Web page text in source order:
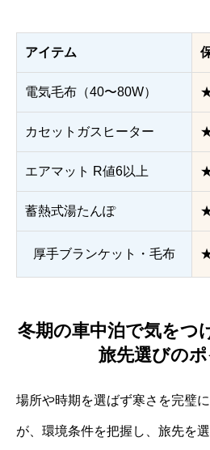
アイテム
電気毛布（40〜80W）
カセットガスヒーター
エアマット R値6以上
蓄熱式湯たんぽ
厚手ブランケット・毛布
冬期の車中泊で気をつ
旅先選びの
場所や時期を選ばず寒さを完璧
が、環境条件を把握し、旅先を